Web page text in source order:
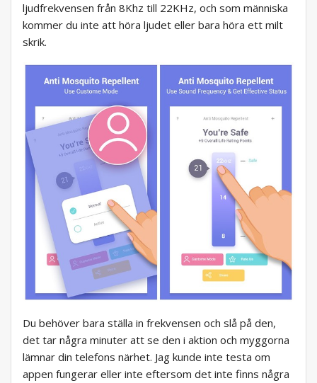
ljudfrekvensen från 8Khz till 22KHz, och som människa
kommer du inte att höra ljudet eller bara höra ett milt
skrik.
Du behöver bara ställa in frekvensen och slå på den,
det tar några minuter att se den i aktion och myggorna
lämnar din telefons närhet. Jag kunde inte testa om
appen fungerar eller inte eftersom det inte finns några